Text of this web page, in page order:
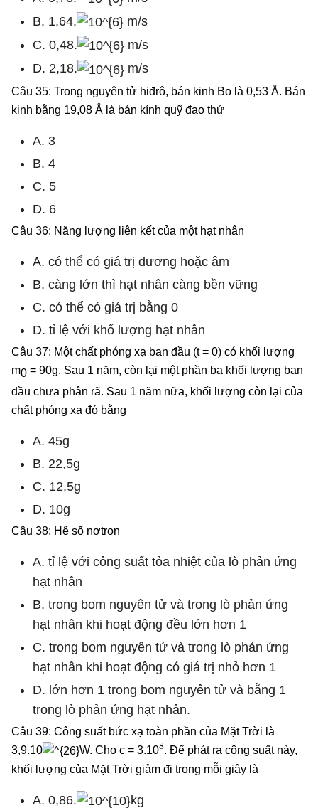
B. 1,64.
m/s
C. 0,48.
m/s
D. 2,18.
m/s
Câu 35: Trong nguyên tử hiđrô, bán kinh Bo là 0,53 Å. Bán
kinh bằng 19,08 Å là bán kính quỹ đạo thứ
A. 3
B. 4
C. 5
D. 6
Câu 36: Năng lượng liên kết của một hạt nhân
A. có thể có giá trị dương hoặc âm
B. càng lớn thì hạt nhân càng bền vững
C. có thể có giá trị bằng 0
D. tỉ lệ với khố lượng hạt nhân
Câu 37: Một chất phóng xạ ban đầu (t = 0) có khối lượng
m0 = 90g. Sau 1 năm, còn lại một phần ba khối lượng ban
đầu chưa phân rã. Sau 1 năm nữa, khối lượng còn lại của
chất phóng xạ đó bằng
A. 45g
B. 22,5g
C. 12,5g
D. 10g
Câu 38: Hệ số nơtron
A. tỉ lệ với công suất tỏa nhiệt của lò phản ứng
hạt nhân
B. trong bom nguyên tử và trong lò phản ứng
hạt nhân khi hoạt động đều lớn hơn 1
C. trong bom nguyên tử và trong lò phản ứng
hạt nhân khi hoạt động có giá trị nhỏ hơn 1
D. lớn hơn 1 trong bom nguyên tử và bằng 1
trong lò phản ứng hạt nhân.
Câu 39: Công suất bức xạ toàn phần của Mặt Trời là
3,9.10
W. Cho c = 3.10
8
. Để phát ra công suất này,
khối lượng của Mặt Trời giảm đi trong mỗi giây là
A. 0,86.
kg